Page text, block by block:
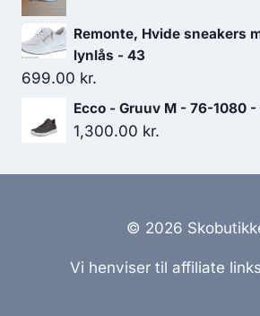
Remonte, Hvide sneakers
lynlås - 43
699.00 kr.
Ecco - Gruuv M - 76-1080
1,300.00 kr.
© 2026
Vi henviser til affiliate